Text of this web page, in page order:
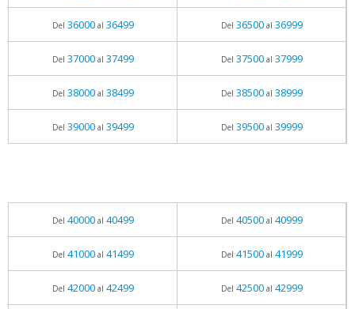
Del 36000al 36499 Del 36500al 36999
Del 37000al 37499 Del 37500al 37999
Del 38000al 38499 Del 38500al 38999
Del 39000al 39499 Del 39500al 39999
Del 40000al 40499 Del 40500al 40999
Del 41000al 41499 Del 41500al 41999
Del 42000al 42499 Del 42500al 42999